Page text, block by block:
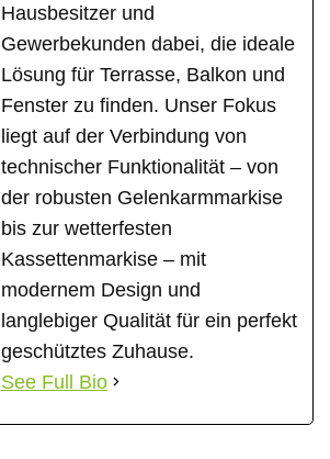
Hausbesitzer und
Gewerbekunden dabei, die ideale
Lösung für Terrasse, Balkon und
Fenster zu finden. Unser Fokus
liegt auf der Verbindung von
technischer Funktionalität – von
der robusten Gelenkarmmarkise
bis zur wetterfesten
Kassettenmarkise – mit
modernem Design und
langlebiger Qualität für ein perfekt
geschütztes Zuhause.
See Full Bio